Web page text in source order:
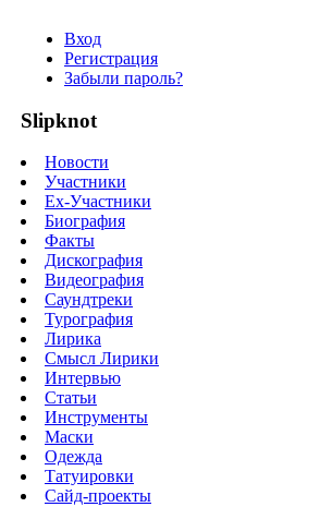
Вход
Регистрация
Забыли пароль?
Slipknot
Новости
Участники
Ex-Участники
Биография
Факты
Дискография
Видеография
Саундтреки
Турография
Лирика
Смысл Лирики
Интервью
Статьи
Инструменты
Маски
Одежда
Татуировки
Сайд-проекты